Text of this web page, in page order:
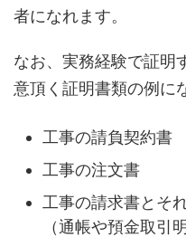
者になれます。
なお、実務経験で証明
意頂く証明書類の例に
工事の請負契約書
工事の注文書
工事の請求書とそ
（通帳や預金取引